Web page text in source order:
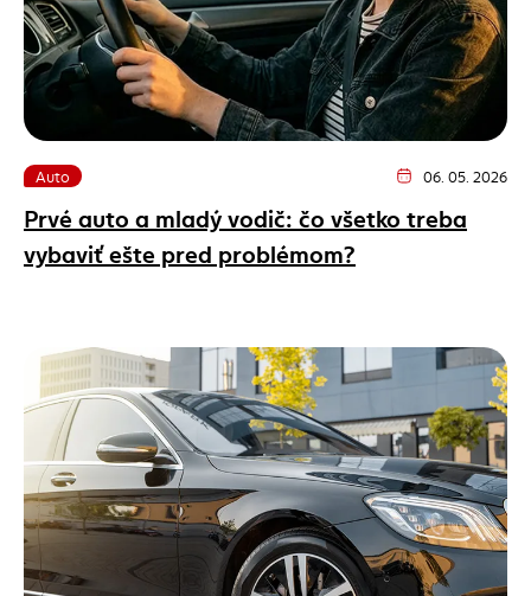
Auto Dátum vydania
06. 05. 2026
Prvé auto a mladý vodič: čo všetko treba
vybaviť ešte pred problémom?